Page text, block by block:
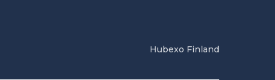
Hubexo Finland